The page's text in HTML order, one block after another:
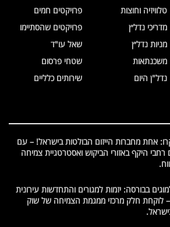
טלוויזיה וחוצות
מדריכי נדל״ן
מניות נדל״ן
משכנתאות
נדל"ן היום
פרויקטים חמים
פרויקטים שהסתיימו
שאל עו"ד
שטחי פרסום
שירותים כלליים
אחת מחברות הייזום הבולטות בישראל! – עם
רחבי היקף באזורי הביקוש ואסטרטגיית צמיחה
בבורסה: יזמות למגורים והתחדשות עירונית
לוקחת חלק מרכזי ממגמת הצמיחה של שוק